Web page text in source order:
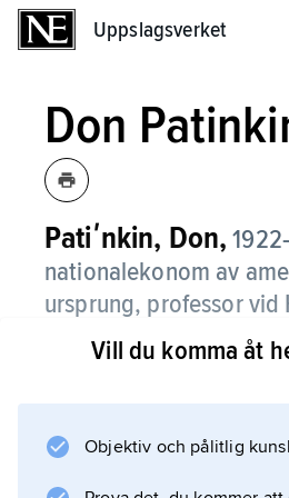
Uppslagsverket
Don
Patiʹnkin, Don,
nationalekonom av
ursprung, professor vid
University i Jerusalem
Money,­ Interest and Prices:
Vill du komma åt
Objektiv och pålitlig